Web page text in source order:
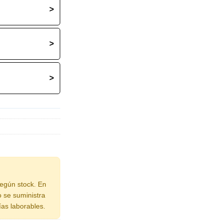
>
>
>
stock. En
se suministra
laborables.